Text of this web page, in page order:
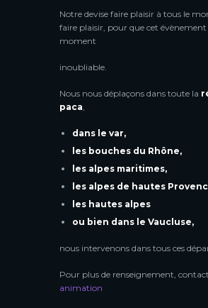
Notre devise faire plaisir à tous le
faire plaisir, pour que cet
moment
inoubliable.
Nous nous déplaçons dans toute la
paca,
dans le var,
les bouches du Rhône,
les alpes maritimes,
les alpes de hautes
les hautes alpes
ou bien dans le Vaucluse,
nous intervenons dans tous ces
Pour plus de renseignement,
animation